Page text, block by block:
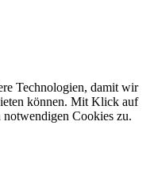
Technologien, damit wir
können. Mit Klick auf
Cookies zu.